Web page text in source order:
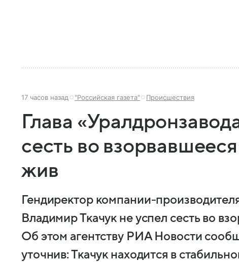
17 часов назад "Российская газета" Происшествия
Глава
сесть во
жив
Гендиректор компании-
Владимир Ткачук не успел сесть во
Об этом агентству РИА Новости
уточнив: Ткачук находится в